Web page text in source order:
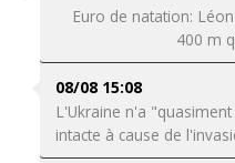
Euro de natation:
400 m
08/08 15:08
L'Ukraine n'a
intacte à cause de